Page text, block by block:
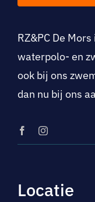
RZ&PC De Mors
waterpolo- en
ook bij ons
dan nu bij ons
Locatie